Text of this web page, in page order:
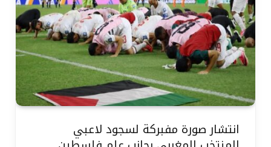
انتشار صورة مفبركة لسجود لاعبي